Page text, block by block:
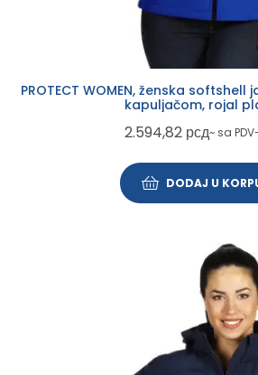
PROTECT WOMEN, ženska
kapuljačom, rojal
2.594,82 рсд~ sa
DODAJ U